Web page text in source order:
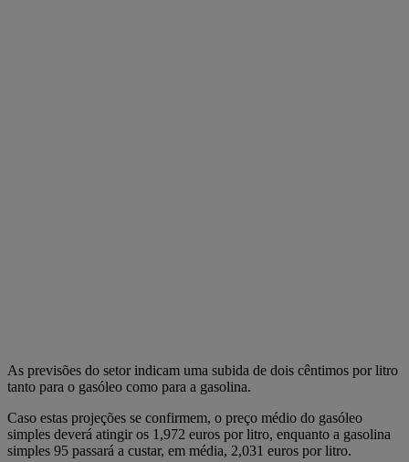
As previsões do setor indicam uma subida de dois cêntimos por litro
tanto para o gasóleo como para a gasolina.
Caso estas projeções se confirmem, o preço médio do gasóleo
simples deverá atingir os 1,972 euros por litro, enquanto a gasolina
simples 95 passará a custar, em média, 2,031 euros por litro.